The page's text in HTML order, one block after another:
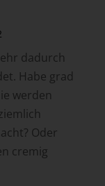
dadurch
Habe grad
werden
Oder
cremig